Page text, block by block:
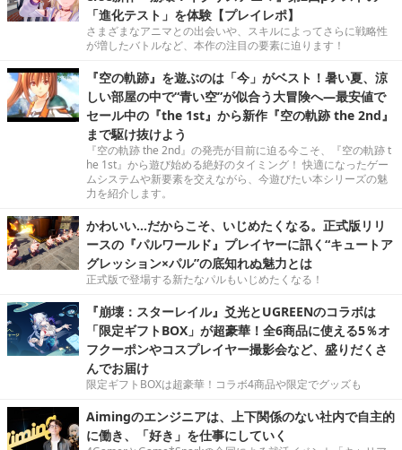
「進化テスト」を体験【プレイレポ】
さまざまなアニマとの出会いや、スキルによってさらに戦略性
が増したバトルなど、本作の注目の要素に迫ります！
『空の軌跡』を遊ぶのは「今」がベスト！暑い夏、涼
しい部屋の中で“青い空”が似合う大冒険へ―最安値で
セール中の『the 1st』から新作『空の軌跡 the 2nd』
まで駆け抜けよう
『空の軌跡 the 2nd』の発売が目前に迫る今こそ、『空の軌跡 t
he 1st』から遊び始める絶好のタイミング！ 快適になったゲー
ムシステムや新要素を交えながら、今遊びたい本シリーズの魅
力を紹介します。
かわいい…だからこそ、いじめたくなる。正式版リリ
ースの『パルワールド』プレイヤーに訊く“キュートア
グレッション×パル”の底知れぬ魅力とは
正式版で登場する新たなパルもいじめたくなる！
『崩壊：スターレイル』爻光とUGREENのコラボは
「限定ギフトBOX」が超豪華！全6商品に使える5％オ
フクーポンやコスプレイヤー撮影会など、盛りだくさ
んでお届け
限定ギフトBOXは超豪華！コラボ4商品や限定でグッズも
Aimingのエンジニアは、上下関係のない社内で自主的
に働き、「好き」を仕事にしていく